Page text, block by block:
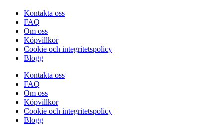
Kontakta oss
FAQ
Om oss
Köpvillkor
Cookie och integritetspolicy
Blogg
Kontakta oss
FAQ
Om oss
Köpvillkor
Cookie och integritetspolicy
Blogg